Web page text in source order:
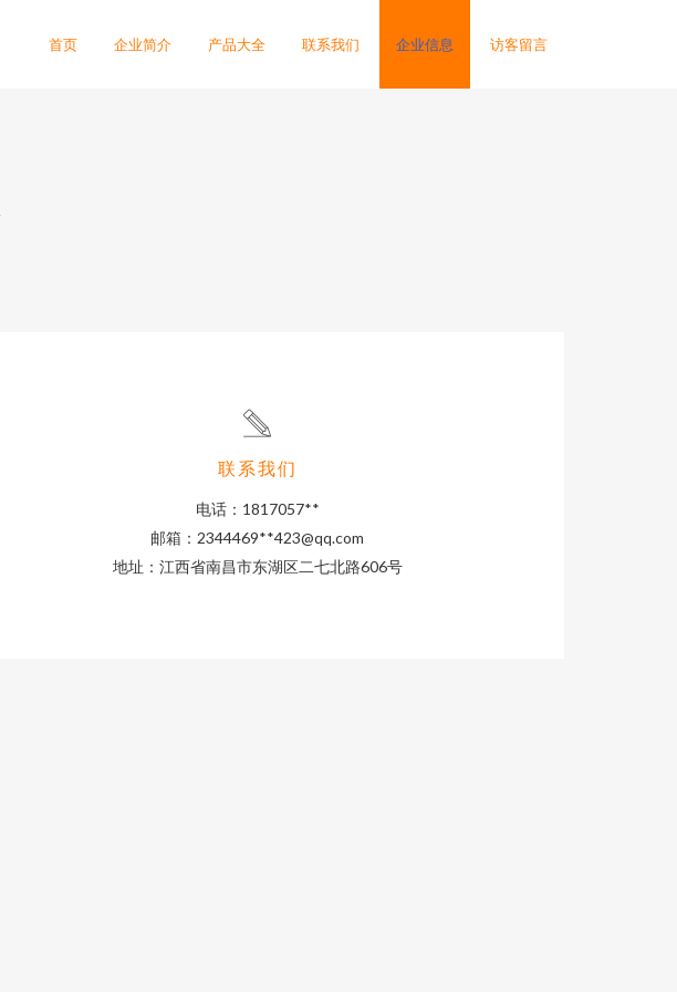
首页 企业简介 产品大全 联系我们 企业信息 访客留言
联系我们
电话：1817057**
邮箱：2344469**423@qq.com
地址：江西省南昌市东湖区二七北路606号